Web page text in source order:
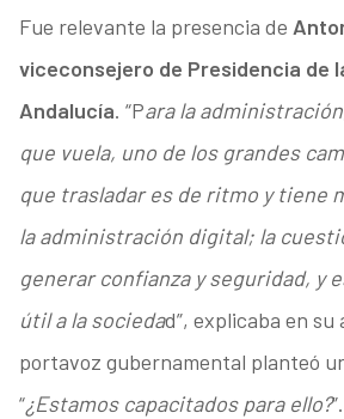
Fue relevante la presencia de
viceconsejero de Presidencia de
Andalucía. “Para la
que vuela, uno de los grandes
que trasladar es de ritmo y tiene
la administración digital; la
generar confianza y seguridad, y
útil a la sociedad”, explicaba en
portavoz gubernamental planteó
“¿Estamos capacitados para ello?